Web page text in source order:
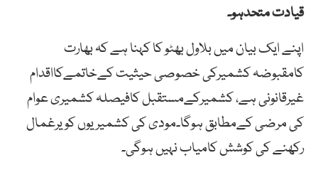
قیادت متحدہو۔
اپنے ایک بیان میں بلاول بھٹو کا کہنا ہے کہ بھارت
کامقبوضہ کشمیرکی خصوصی حیثیت کےخاتمےکااقدام
غیرقانونی ہے، کشمیرکےمستقبل کافیصلہ کشمیری عوام
کی مرضی کےمطابق ہوگا۔مودی کی کشمیریوں کو یرغمال
رکھنے کی کوشش کامیاب نہیں ہوگی۔